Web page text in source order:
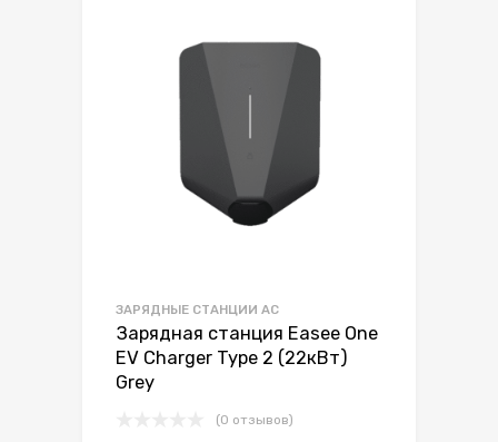
ЗАРЯДНЫЕ СТАНЦИИ AC
Зарядная станция Easee One
EV Charger Type 2 (22кВт)
Grey
(0 отзывов)